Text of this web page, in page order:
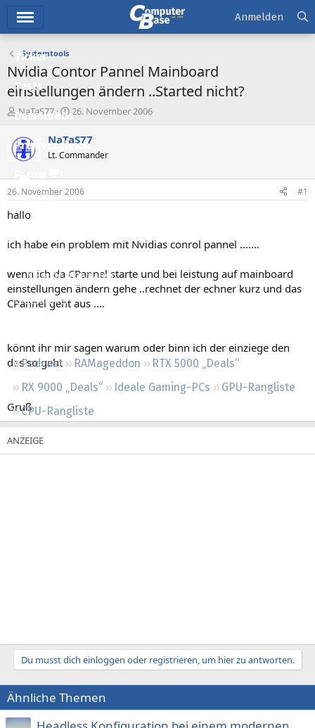
Ticker
Tests
Downloads
Preisvergleich
Forum
Aktuelles
Neue Beiträge
Neueste Aktivitäten
Leserartikel
Podcast RAMageddon
RTX 5000 „Deals“
RX 9000 „Deals“
Ideale Gaming-PCs
GPU-Rangliste
CPU-Rangliste
Anmelden
Systemtools
Nvidia Contor Pannel Mainboard
einstellungen ändern ..Started nicht?
E
r
s
t
e
e
r
NaTaS77
E
r
s
e
l
t
26. November 2006
NaTaS77
Lt. Commander
26. November 2006 #1
hallo
ich habe ein problem mit Nvidias conrol pannel .......
wenn ich da CPannel starte und bei leistung auf mainboard
einstellungen ändern gehe ..rechnet der echner kurz und das
CPannel geht aus ....
könnt ihr mir sagen warum oder binn ich der einziege den
das so geht
Gruß
Du musst dich einloggen oder registrieren, um hier zu antworten.
Ähnliche Themen